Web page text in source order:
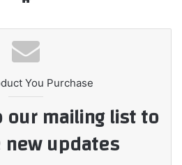
You Purchase
our mailing list to
updates!